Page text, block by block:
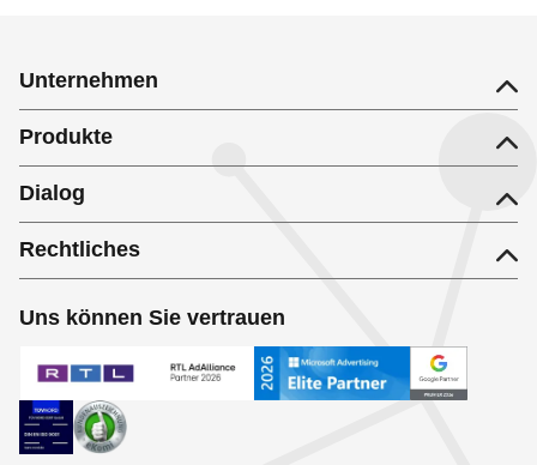
Unternehmen
Produkte
Dialog
Rechtliches
Uns können Sie vertrauen